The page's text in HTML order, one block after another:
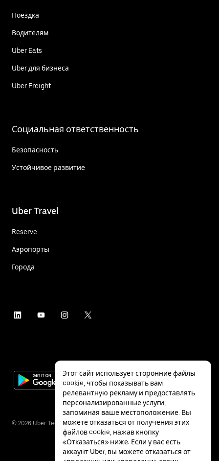
Поездка
Водителям
Uber Eats
Uber для бизнеса
Uber Freight
Социальная ответственность
Безопасность
Устойчивое развитие
Uber Travel
Reserve
Аэропорты
Города
© 2026 Uber Technologies Inc.
Этот сайт использует сторонние файлы
cookie, чтобы показывать вам
релевантную рекламу и предоставлять
персонализированные услуги,
запоминая ваше местоположение. Вы
можете отказаться от получения этих
файлов cookie, нажав кнопку
«Отказаться» ниже. Если у вас есть
аккаунт Uber, вы можете отказаться от